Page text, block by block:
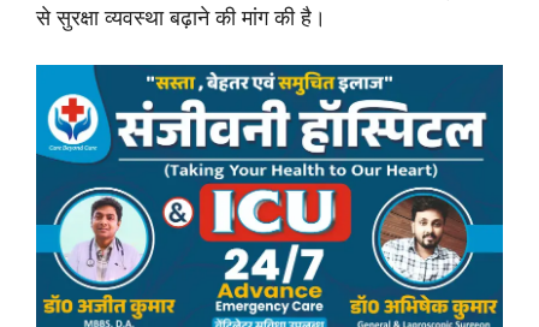
से सुरक्षा व्यवस्था बढ़ाने की मांग की है।